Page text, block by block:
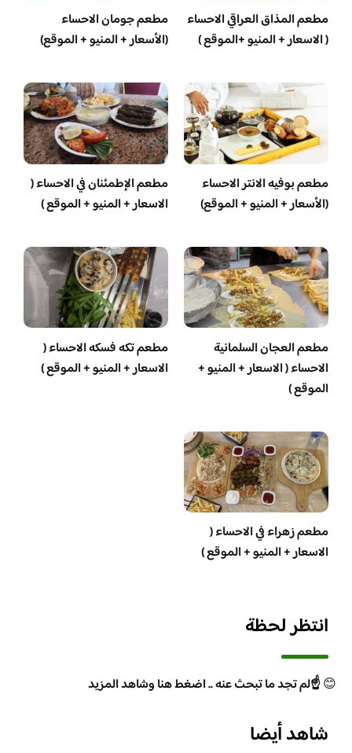
مطعم المذاق العراقي الاحساء
( الاسعار + المنيو +الموقع )
مطعم جومان الاحساء
(الأسعار + المنيو + الموقع)
مطعم بوفيه الانتر الاحساء
(الأسعار + المنيو + الموقع)
مطعم الإطمئنان في الاحساء (
الاسعار + المنيو + الموقع )
مطعم العجان السلمانية
الاحساء ( الاسعار + المنيو +
الموقع )
مطعم تكه فسكه الاحساء (
الاسعار + المنيو + الموقع )
مطعم زهراء في الاحساء (
الاسعار + المنيو + الموقع )
انتظر لحظة
😊☝️لم تجد ما تبحث عنه .. اضغط هنا وشاهد المزيد
شاهد أيضا